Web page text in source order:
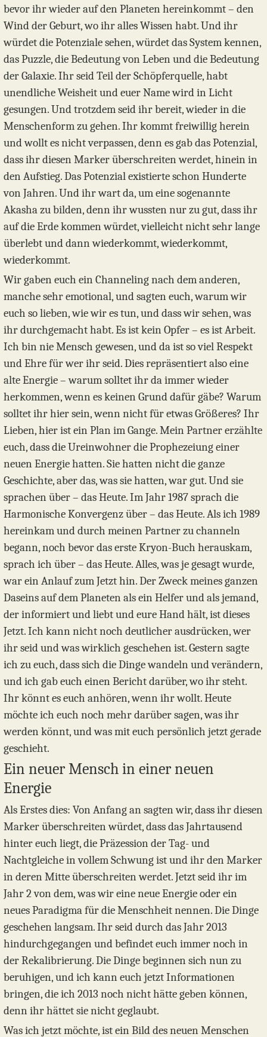
bevor ihr wieder auf den Planeten hereinkommt – den
Wind der Geburt, wo ihr alles Wissen habt. Und ihr
würdet die Potenziale sehen, würdet das System kennen,
das Puzzle, die Bedeutung von Leben und die Bedeutung
der Galaxie. Ihr seid Teil der Schöpferquelle, habt
unendliche Weisheit und euer Name wird in Licht
gesungen. Und trotzdem seid ihr bereit, wieder in die
Menschenform zu gehen. Ihr kommt freiwillig herein
und wollt es nicht verpassen, denn es gab das Potenzial,
dass ihr diesen Marker überschreiten werdet, hinein in
den Aufstieg. Das Potenzial existierte schon Hunderte
von Jahren. Und ihr wart da, um eine sogenannte
Akasha zu bilden, denn ihr wussten nur zu gut, dass ihr
auf die Erde kommen würdet, vielleicht nicht sehr lange
überlebt und dann wiederkommt, wiederkommt,
wiederkommt.
Wir gaben euch ein Channeling nach dem anderen,
manche sehr emotional, und sagten euch, warum wir
euch so lieben, wie wir es tun, und dass wir sehen, was
ihr durchgemacht habt. Es ist kein Opfer – es ist Arbeit.
Ich bin nie Mensch gewesen, und da ist so viel Respekt
und Ehre für wer ihr seid. Dies repräsentiert also eine
alte Energie – warum solltet ihr da immer wieder
herkommen, wenn es keinen Grund dafür gäbe? Warum
solltet ihr hier sein, wenn nicht für etwas Größeres? Ihr
Lieben, hier ist ein Plan im Gange. Mein Partner erzählte
euch, dass die Ureinwohner die Prophezeiung einer
neuen Energie hatten. Sie hatten nicht die ganze
Geschichte, aber das, was sie hatten, war gut. Und sie
sprachen über – das Heute. Im Jahr 1987 sprach die
Harmonische Konvergenz über – das Heute. Als ich 1989
hereinkam und durch meinen Partner zu channeln
begann, noch bevor das erste Kryon-Buch herauskam,
sprach ich über – das Heute. Alles, was je gesagt wurde,
war ein Anlauf zum Jetzt hin. Der Zweck meines ganzen
Daseins auf dem Planeten als ein Helfer und als jemand,
der informiert und liebt und eure Hand hält, ist dieses
Jetzt. Ich kann nicht noch deutlicher ausdrücken, wer
ihr seid und was wirklich geschehen ist. Gestern sagte
ich zu euch, dass sich die Dinge wandeln und verändern,
und ich gab euch einen Bericht darüber, wo ihr steht.
Ihr könnt es euch anhören, wenn ihr wollt. Heute
möchte ich euch noch mehr darüber sagen, was ihr
werden könnt, und was mit euch persönlich jetzt gerade
geschieht.
Ein neuer Mensch in einer neuen
Energie
Als Erstes dies: Von Anfang an sagten wir, dass ihr diesen
Marker überschreiten würdet, dass das Jahrtausend
hinter euch liegt, die Präzession der Tag- und
Nachtgleiche in vollem Schwung ist und ihr den Marker
in deren Mitte überschreiten werdet. Jetzt seid ihr im
Jahr 2 von dem, was wir eine neue Energie oder ein
neues Paradigma für die Menschheit nennen. Die Dinge
geschehen langsam. Ihr seid durch das Jahr 2013
hindurchgegangen und befindet euch immer noch in
der Rekalibrierung. Die Dinge beginnen sich nun zu
beruhigen, und ich kann euch jetzt Informationen
bringen, die ich 2013 noch nicht hätte geben können,
denn ihr hättet sie nicht geglaubt.
Was ich jetzt möchte, ist ein Bild des neuen Menschen